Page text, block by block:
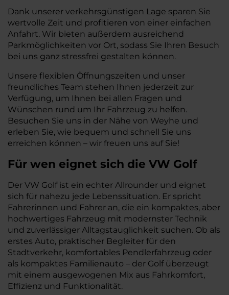
Dank unserer verkehrsgünstigen Lage sparen Sie
wertvolle Zeit und profitieren von einer einfachen
Anfahrt. Wir bieten außerdem ausreichend
Parkmöglichkeiten vor Ort, sodass Sie Ihren Besuch
bei uns ganz stressfrei gestalten können.
Unsere flexiblen Öffnungszeiten und unser
freundliches Team stehen Ihnen jederzeit zur
Verfügung, um Ihnen bei allen Fragen und
Wünschen rund um Ihr Fahrzeug zu helfen.
Besuchen Sie uns in der Nähe von Weyhe und
erleben Sie, wie bequem und schnell Sie uns
erreichen können – wir freuen uns auf Sie!
Für wen eignet sich die VW Golf
Der VW Golf ist ein echter Allrounder und eignet
sich für nahezu jede Lebenssituation. Er spricht
Fahrerinnen und Fahrer an, die ein kompaktes, aber
hochwertiges Fahrzeug mit modernster Technik
und zuverlässiger Alltagstauglichkeit suchen. Ob als
erstes Auto, praktischer Begleiter für den
Stadtverkehr, komfortables Pendlerfahrzeug oder
als kompaktes Familienauto – der Golf überzeugt
mit einem ausgewogenen Mix aus Fahrkomfort,
Effizienz und Funktionalität.